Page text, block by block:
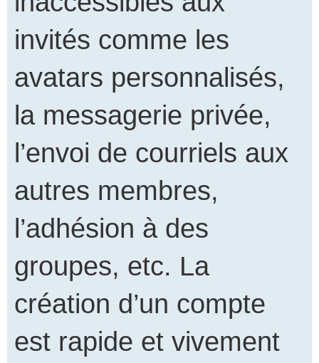
invités comme les
avatars personnalisés,
la messagerie privée,
l’envoi de courriels aux
autres membres,
l’adhésion à des
groupes, etc. La
création d’un compte
est rapide et vivement